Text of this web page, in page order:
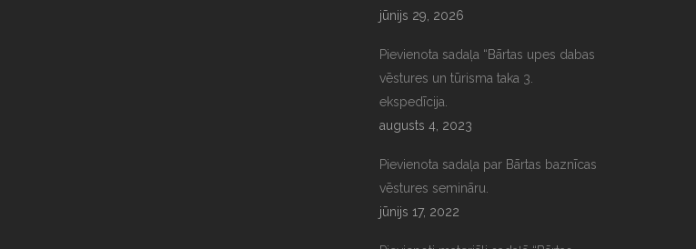
jūnijs 29, 2026
Pievienota sadaļa “Bārtas upes dabas
vēstures un tūrisma taka 3.
ekspedīcija.
augusts 4, 2023
Pievienota sadaļa par Bārtas baznīcas
vēstures semināru.
jūnijs 17, 2022